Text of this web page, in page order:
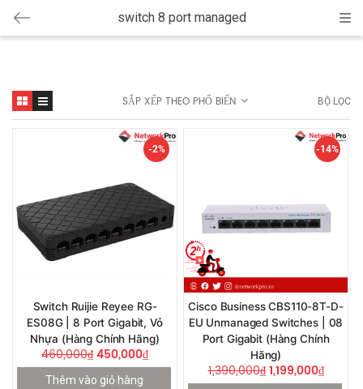
switch 8 port managed
SẮP XẾP THEO PHỔ BIẾN BỘ LỌC
-2%
Switch Ruijie Reyee RG-
ES08G | 8 Port Gigabit, Vỏ
Nhựa (Hàng Chính Hãng)
460,000₫450,000₫
Thêm vào giỏ hàng
-14%
Cisco Business CBS110-8T-D-
EU Unmanaged Switches | 08
Port Gigabit (Hàng Chính
Hãng)
1,390,000₫1,199,000₫